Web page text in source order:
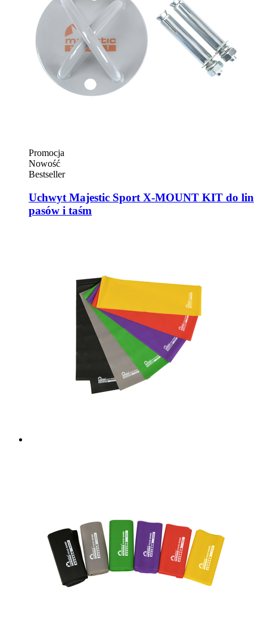
Promocja
Nowość
Bestseller
Uchwyt Majestic Sport X-MOUNT KIT do lin
pasów i taśm